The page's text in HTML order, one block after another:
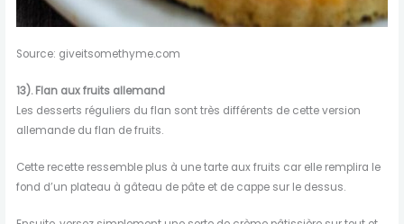
Source: giveitsomethyme.com
13).Flan aux fruits allemand
Les desserts réguliers du flan sont très différents de cette version
allemande du flan de fruits.
Cette recette ressemble plus à une tarte aux fruits car elle remplira le
fond d’un plateau à gâteau de pâte et de cappe sur le dessus.